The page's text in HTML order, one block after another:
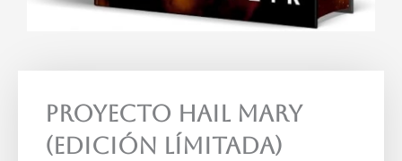
Proyecto Hail Mary
(Edición límitada)